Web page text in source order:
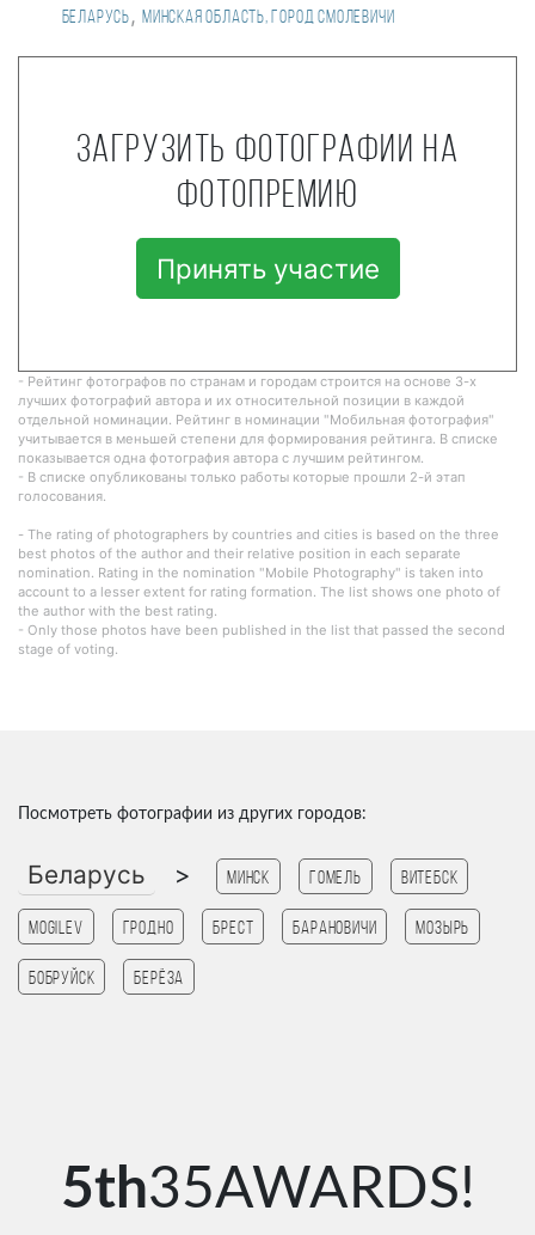
Беларусь, Минская область, город Смолевичи
Загрузить фотографии на
фотопремию
Принять участие
- Рейтинг фотографов по странам и городам строится на основе 3-х
лучших фотографий автора и их относительной позиции в каждой
отдельной номинации. Рейтинг в номинации "Мобильная фотография"
учитывается в меньшей степени для формирования рейтинга. В списке
показывается одна фотография автора с лучшим рейтингом.
- В списке опубликованы только работы которые прошли 2-й этап
голосования.
- The rating of photographers by countries and cities is based on the three
best photos of the author and their relative position in each separate
nomination. Rating in the nomination "Mobile Photography" is taken into
account to a lesser extent for rating formation. The list shows one photo of
the author with the best rating.
- Only those photos have been published in the list that passed the second
stage of voting.
Посмотреть фотографии из других городов:
Беларусь > Минск Гомель Витебск
Mogilev Гродно Брест Барановичи Мозырь
Бобруйск Берёза
5th35AWARDS!